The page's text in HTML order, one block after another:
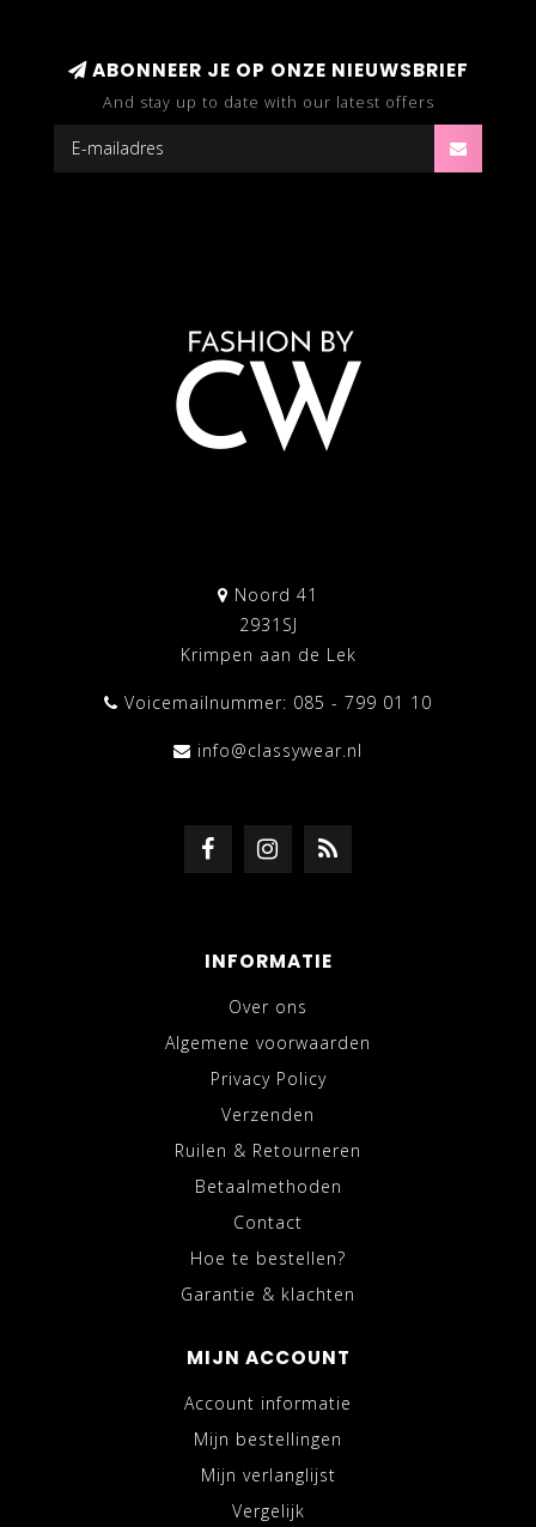
ABONNEER JE OP ONZE NIEUWSBRIEF
And stay up to date with our latest offers
Noord 41
2931SJ
Krimpen aan de Lek
Voicemailnummer: 085 - 799 01 10
info@classywear.nl
INFORMATIE
Over ons
Algemene voorwaarden
Privacy Policy
Verzenden
Ruilen & Retourneren
Betaalmethoden
Contact
Hoe te bestellen?
Garantie & klachten
MIJN ACCOUNT
Account informatie
Mijn bestellingen
Mijn verlanglijst
Vergelijk